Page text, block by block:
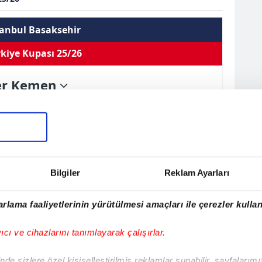
Bilgiler Reklam Ayarları
faaliyetlerinin yürütülmesi amaçları ile çerezler
ve cihazlarını tanımlayarak çalışırlar.
Basaksehir
Kupası 25/26
Kemen
Saha
0
Oynama
Kırmızı Kart 0
EN